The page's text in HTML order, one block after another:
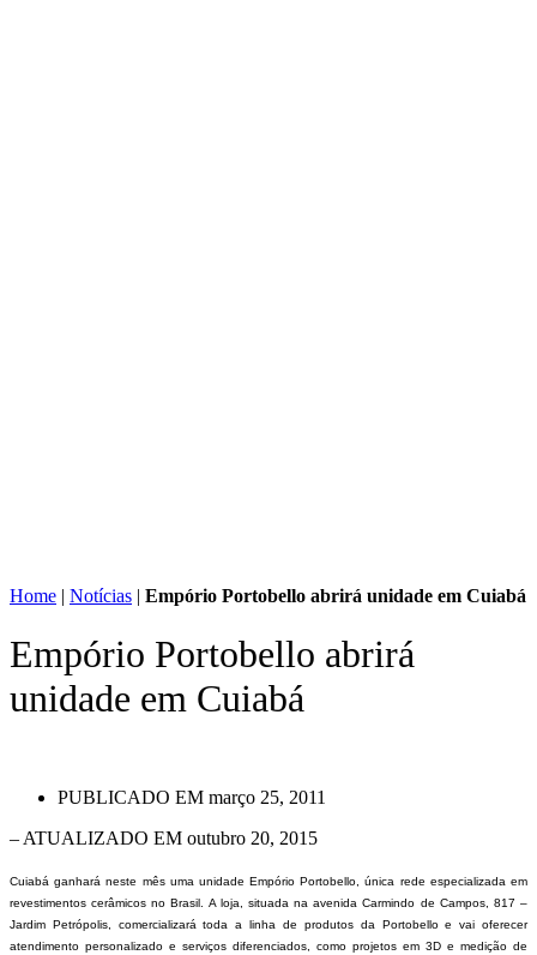
Home | Notícias | Empório Portobello abrirá unidade em Cuiabá
Empório Portobello abrirá
unidade em Cuiabá
PUBLICADO EM março 25, 2011
– ATUALIZADO EM outubro 20, 2015
Cuiabá ganhará neste mês uma unidade Empório Portobello, única rede especializada em
revestimentos cerâmicos no Brasil. A loja, situada na avenida Carmindo de Campos, 817 –
Jardim Petrópolis, comercializará toda a linha de produtos da Portobello e vai oferecer
atendimento personalizado e serviços diferenciados, como projetos em 3D e medição de